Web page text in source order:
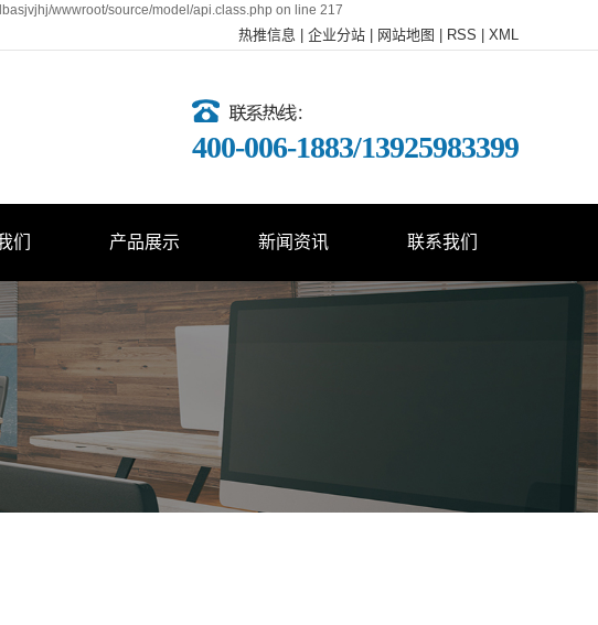
wwwroot/source/model/api.class.php on line 217
热推信息 企业分站 网站地图 RSS XML
400-006-1883/13925983399
们 产品展示 新闻资讯 联系我们